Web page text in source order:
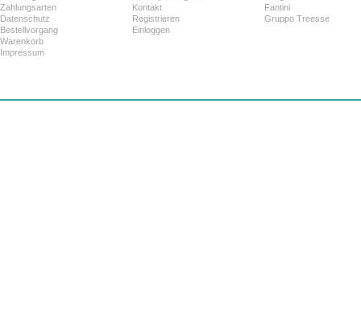
Zahlungsarten
Datenschutz
Bestellvorgang
Warenkorb
Impressum
Kontakt
Registrieren
Einloggen
Fantini
Gruppo Treesse